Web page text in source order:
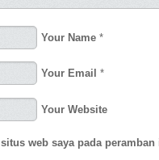
Your Name *
Your Email *
Your Website
web saya pada